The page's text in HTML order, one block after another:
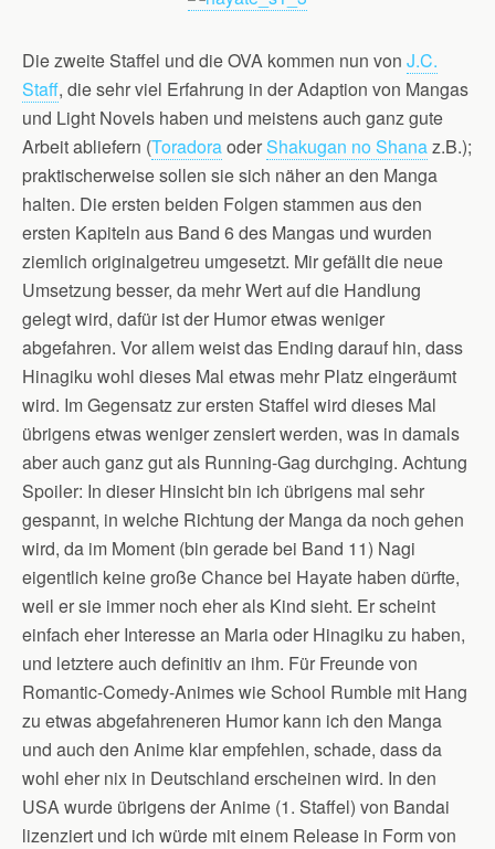
Die zweite Staffel und die OVA kommen nun von J.C.
Staff, die sehr viel Erfahrung in der Adaption von Mangas
und Light Novels haben und meistens auch ganz gute
Arbeit abliefern (ToradoraoderShakugan no Shanaz.B.);
praktischerweise sollen sie sich näher an den Manga
halten. Die ersten beiden Folgen stammen aus den
ersten Kapiteln aus Band 6 des Mangas und wurden
ziemlich originalgetreu umgesetzt. Mir gefällt die neue
Umsetzung besser, da mehr Wert auf die Handlung
gelegt wird, dafür ist der Humor etwas weniger
abgefahren. Vor allem weist das Ending darauf hin, dass
Hinagiku wohl dieses Mal etwas mehr Platz eingeräumt
wird. Im Gegensatz zur ersten Staffel wird dieses Mal
übrigens etwas weniger zensiert werden, was in damals
aber auch ganz gut als Running-Gag durchging. Achtung
Spoiler: In dieser Hinsicht bin ich übrigens mal sehr
gespannt, in welche Richtung der Manga da noch gehen
wird, da im Moment (bin gerade bei Band 11) Nagi
eigentlich keine große Chance bei Hayate haben dürfte,
weil er sie immer noch eher als Kind sieht. Er scheint
einfach eher Interesse an Maria oder Hinagiku zu haben,
und letztere auch definitiv an ihm. Für Freunde von
Romantic-Comedy-Animes wie School Rumble mit Hang
zu etwas abgefahreneren Humor kann ich den Manga
und auch den Anime klar empfehlen, schade, dass da
wohl eher nix in Deutschland erscheinen wird. In den
USA wurde übrigens der Anime (1. Staffel) von Bandai
lizenziert und ich würde mit einem Release in Form von